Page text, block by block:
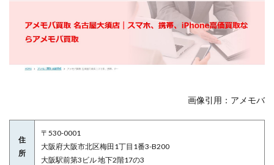
画像引用：アメモバ
住
所
〒530-0001
大阪府大阪市北区梅田1丁目1番3-B200
大阪駅前第3ビル 地下2階17の3